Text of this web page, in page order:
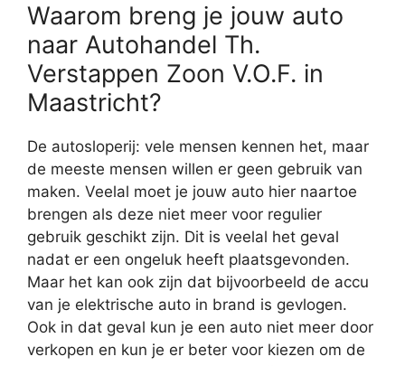
Waarom breng je jouw auto
naar Autohandel Th.
Verstappen Zoon V.O.F. in
Maastricht?
De autosloperij: vele mensen kennen het, maar
de meeste mensen willen er geen gebruik van
maken. Veelal moet je jouw auto hier naartoe
brengen als deze niet meer voor regulier
gebruik geschikt zijn. Dit is veelal het geval
nadat er een ongeluk heeft plaatsgevonden.
Maar het kan ook zijn dat bijvoorbeeld de accu
van je elektrische auto in brand is gevlogen.
Ook in dat geval kun je een auto niet meer door
verkopen en kun je er beter voor kiezen om de